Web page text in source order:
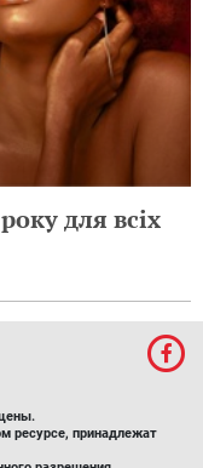
для всіх
ресурсе, принадлежат